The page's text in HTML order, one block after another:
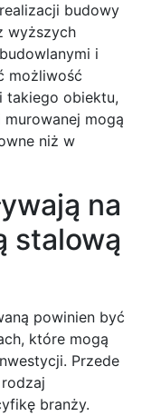
budowy
wyższych
i
możliwość
takiego obiektu,
mogą
niż w
na
stalową
powinien być
które mogą
Przede
branży.